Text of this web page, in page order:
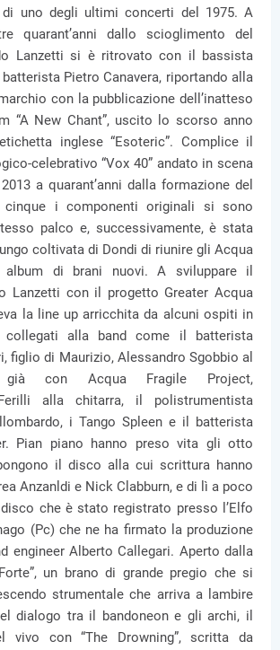
di uno degli ultimi concerti del 1975. A
quarant’anni dallo scioglimento del
Lanzetti si è ritrovato con il bassista
Pietro Canavera, riportando alla
con la pubblicazione dell’inatteso
“A New Chant”, uscito lo scorso anno
inglese “Esoteric”. Complice il
celebrativo “Vox 40” andato in scena
a quarant’anni dalla formazione del
i componenti originali si sono
palco e, successivamente, è stata
coltivata di Dondi di riunire gli Acqua
album di brani nuovi. A sviluppare il
Lanzetti con il progetto Greater Acqua
la line up arricchita da alcuni ospiti in
collegati alla band come il batterista
figlio di Maurizio, Alessandro Sgobbio al
già con Acqua Fragile Project,
alla chitarra, il polistrumentista
i Tango Spleen e il batterista
Pian piano hanno preso vita gli otto
il disco alla cui scrittura hanno
Anzanldi e Nick Clabburn, e di lì a poco
che è stato registrato presso l’Elfo
(Pc) che ne ha firmato la produzione
engineer Alberto Callegari. Aperto dalla
un brano di grande pregio che si
strumentale che arriva a lambire
dialogo tra il bandoneon e gli archi, il
vivo con “The Drowning”, scritta da